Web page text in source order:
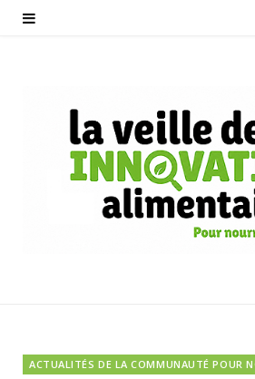
ACTUALITÉS DE LA COMMUNAUTÉ POUR